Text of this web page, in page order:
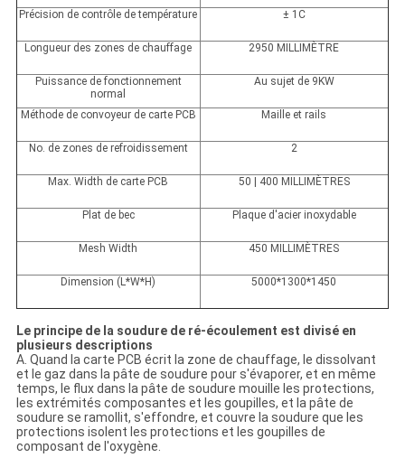
Précision de contrôle de température ± 1C
Longueur des zones de chauffage 2950 MILLIMÈTRE
Puissance de fonctionnement
normal
Au sujet de 9KW
Méthode de convoyeur de carte PCB Maille et rails
No. de zones de refroidissement 2
Max. Width de carte PCB 50 | 400 MILLIMÈTRES
Plat de bec Plaque d'acier inoxydable
Mesh Width 450 MILLIMÈTRES
Dimension (L*W*H) 5000*1300*1450
Le principe de la soudure de ré-écoulement est divisé en
plusieurs descriptions
A. Quand la carte PCB écrit la zone de chauffage, le dissolvant
et le gaz dans la pâte de soudure pour s'évaporer, et en même
temps, le flux dans la pâte de soudure mouille les protections,
les extrémités composantes et les goupilles, et la pâte de
soudure se ramollit, s'effondre, et couvre la soudure que les
protections isolent les protections et les goupilles de
composant de l'oxygène.